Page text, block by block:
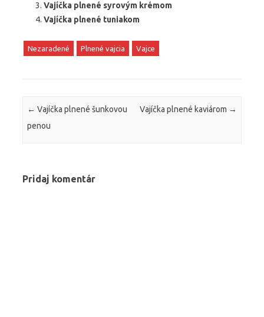
Vajíčka plnené syrovým krémom
Vajíčka plnené tuniakom
Nezaradené Plnené vajcia Vajce
Post navigation
← Vajíčka plnené šunkovou
penou
Vajíčka plnené kaviárom →
Pridaj komentár